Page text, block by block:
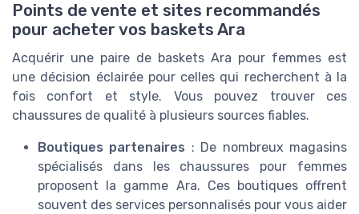
Points de vente et sites recommandés
pour acheter vos baskets Ara
Acquérir une paire de baskets Ara pour femmes est
une décision éclairée pour celles qui recherchent à la
fois confort et style. Vous pouvez trouver ces
chaussures de qualité à plusieurs sources fiables.
Boutiques partenaires : De nombreux magasins
spécialisés dans les chaussures pour femmes
proposent la gamme Ara. Ces boutiques offrent
souvent des services personnalisés pour vous aider